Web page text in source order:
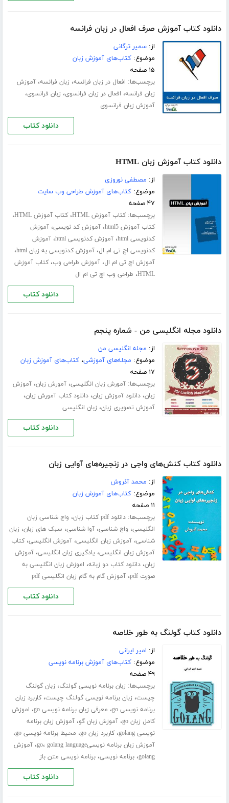
دانلود کتاب آموزش صرف افعال در زبان فرانسه
از:سمیر ترگانی
موضوع:کتاب‌های آموزش زبان
۱۵ صفحه
برچسب‌ها: افعال در زبان فرانسه، زبان فرانسه،آموزش
زبان فرانسه، افعال در زبان فرانسوی، زبان فرانسوی،
آموزش زبان فرانسوی
دانلود کتاب
دانلود کتاب آموزش زبان HTML
از: مصطفی نوروزی
موضوع:کتاب‌های آموزش طراحی وب سایت
۴۷ صفحه
برچسب‌ها:کتاب آموزش HTML ،کتاب آموزش HTML ،
کتاب آموزش html5 ،آموزش کد نویسی،آموزش
کدنویسی html
،آموزش کدنویسی html ،آموزش
کدنویسی اچ تی ام ال،آموزش کدنویسی به زبان html ،
آموزش اچ تی ام ال،آموزش طراحی وب،کتاب آموزش
HTML، طراحی وب اچ تی ام ال
دانلود کتاب
دانلود مجله انگلیسی من - شماره پنجم
از: مجله انگلیسی من
موضوع: مجله‌های آموزشی،کتاب‌های آموزش زبان
۱۷ صفحه
برچسب‌ها:آمورش زبان انگلیسی،آمورش زبان،آموزش
زبان،دانلود آموزش زبان،دانلود کتاب آمورش زبان،
آموزش تصویری زبان، زبان انگلیسی
دانلود کتاب
دانلود کتاب کنش‌های واجی در زنجیره‌های آوایی زبان
از: محمد آذروش
موضوع:کتاب‌های آموزش زبان
۱۱ صفحه
برچسب‌ها:دانلود pdf کتاب زبان ، واج شناسی زبان
انگلیسی، واج شناسی،آوا شناسی، سبک های زبان، زبان
شناسی،آموزش زبان انگلیسی،آموزش انگلیسی،کتاب
آموزش زبان انگلیسی، یادگیری زبان انگلیسی،آموزش
زبان،دانلود کتاب دو زبانه، اموزش زبان انگلیسی به
صورت pdf
،آموزش گام به گام زبان انگلیسی pdf
دانلود کتاب
دانلود کتاب گولنگ به طور خلاصه
از: امیر ایرانی
موضوع:کتاب‌های آموزش برنامه نویسی
۴۹ صفحه
برچسب‌ها: زبان برنامه نویسی گولنگ، زبان گولنگ
چیست، زبان برنامه نویسی گولنگ چیست،کاربرد زبان
برنامه نویسی go
، معرفی زبان برنامه نویسی go ، اموزش
کامل زبان go
،آموزش زبان گو،آموزش زبان برنامه
نویسی golang
،کاربرد زبان go ، محیط برنامه نویسی go ،
آموزش زبان برنامه نویسیgo ، golang language ،آموزش
golang،برنامه نویسی،برنامه نویسی متن باز
دانلود کتاب